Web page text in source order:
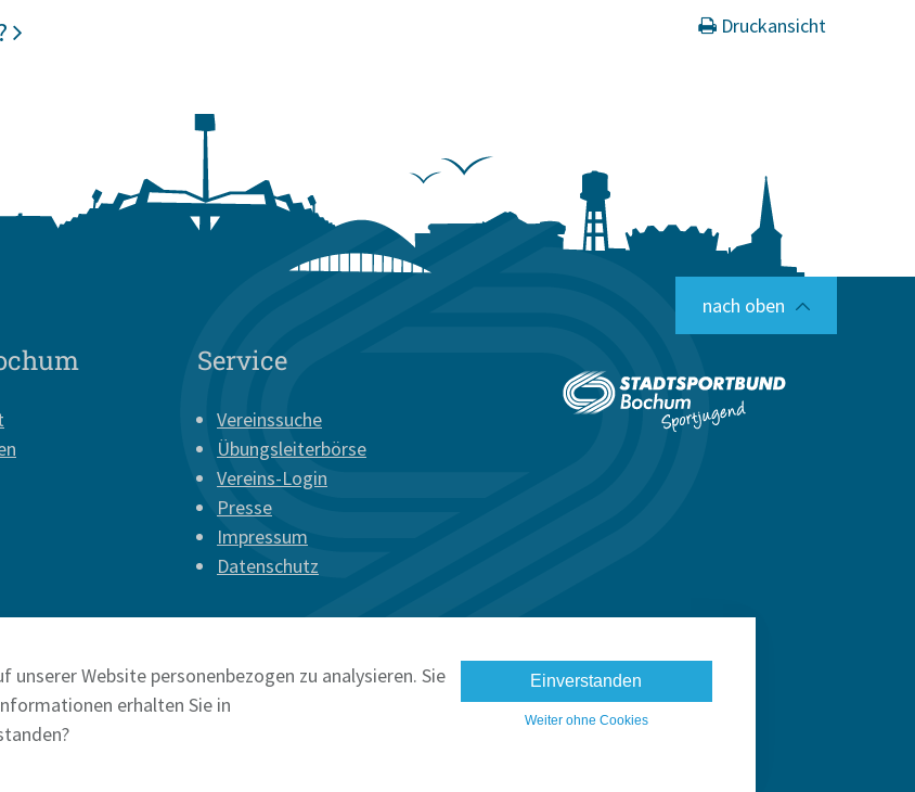
Druckansicht
nach oben
Service
Vereinssuche
Übungsleiterbörse
Vereins-Login
Presse
Impressum
Datenschutz
Website personenbezogen zu analysieren. Sie
erhalten Sie in
Einverstanden
Weiter ohne Cookies